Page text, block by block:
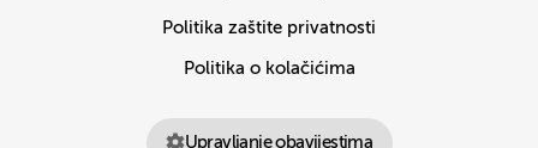
Politika zaštite privatnosti
Politika o kolačićima
Upravljanje obavijestima